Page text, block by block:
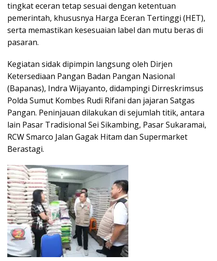
tingkat eceran tetap sesuai dengan ketentuan
pemerintah, khususnya Harga Eceran Tertinggi (HET),
serta memastikan kesesuaian label dan mutu beras di
pasaran.
Kegiatan sidak dipimpin langsung oleh Dirjen
Ketersediaan Pangan Badan Pangan Nasional
(Bapanas), Indra Wijayanto, didampingi Dirreskrimsus
Polda Sumut Kombes Rudi Rifani dan jajaran Satgas
Pangan. Peninjauan dilakukan di sejumlah titik, antara
lain Pasar Tradisional Sei Sikambing, Pasar Sukaramai,
RCW Smarco Jalan Gagak Hitam dan Supermarket
Berastagi.